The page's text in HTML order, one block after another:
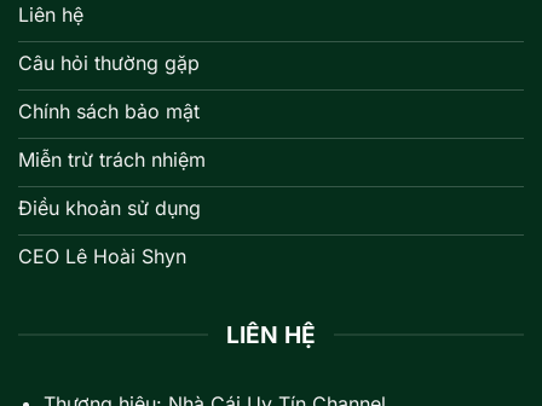
Liên hệ
Câu hỏi thường gặp
Chính sách bảo mật
Miễn trừ trách nhiệm
Điều khoản sử dụng
CEO Lê Hoài Shyn
LIÊN HỆ